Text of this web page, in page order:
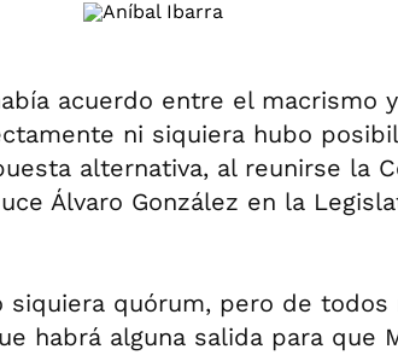
acuerdo entre el macrismo
ni siquiera hubo
alternativa, al reunirse la
Álvaro González en la
siquiera quórum, pero de todos
habrá alguna salida para que